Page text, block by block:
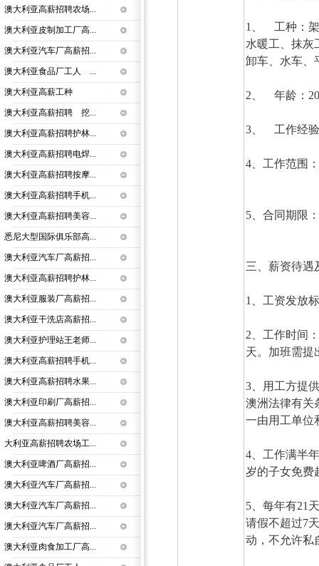
澳大利亚高薪招聘农场...
澳大利亚皮制加工厂高...
澳大利亚汽车厂高薪招...
澳大利亚食品厂工人 ...
澳大利亚高薪工种
澳大利亚高薪招聘 挖...
澳大利亚高薪招聘护林...
澳大利亚高薪招聘电焊...
澳大利亚高薪招聘按摩...
澳大利亚高薪招聘手机...
澳大利亚高薪招聘美容...
悉尼大型国际俱乐部高...
澳大利亚汽车厂高薪招...
澳大利亚高薪招聘护林...
澳大利亚服装厂高薪招...
澳大利亚干洗店高薪招...
澳大利亚护理站王老师...
澳大利亚高薪招聘手机...
澳大利亚高薪招聘水果...
澳大利亚印刷厂高薪招...
澳大利亚高薪招聘美容...
大利亚高薪招聘农场工...
澳大利亚啤酒厂高薪招...
澳大利亚汽车厂高薪招...
澳大利亚汽车厂高薪招...
澳大利亚汽车厂高薪招...
澳大利亚肉食加工厂高...
1、 工种：架
水暖工、抹灰
卸车、水车、
2、 年龄：
3、 工作经
4、工作范围：
5、合同期限
三、薪资待遇
1、工资发放
2、工作时间
天。加班需提
3、用工方提
澳洲法律有关
一由用工单位
4、工作满半
岁的子女免费
5、每年有21
请假不超过7
动，不允许私